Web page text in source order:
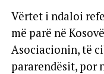
Vërtet i ndaloi
më parë në
Asociacionin, të
pararendësit, por